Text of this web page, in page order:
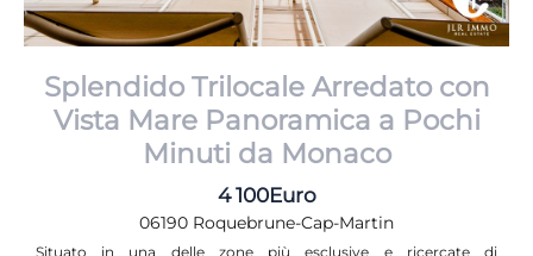
Splendido Trilocale Arredato con
Vista Mare Panoramica a Pochi
Minuti da Monaco
4 100Euro
06190 Roquebrune-Cap-Martin
Situato in una delle zone più esclusive e ricercate di